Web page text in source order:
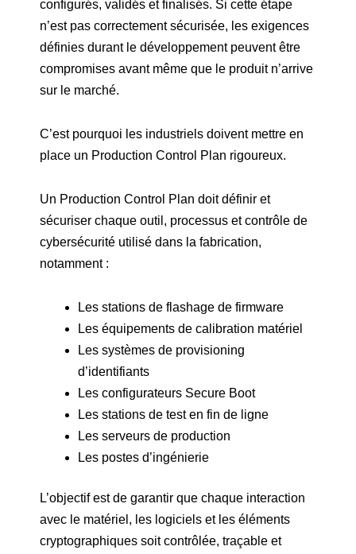
configurés, validés et finalisés. Si cette étape
n’est pas correctement sécurisée, les exigences
définies durant le développement peuvent être
compromises avant même que le produit n’arrive
sur le marché.
C’est pourquoi les industriels doivent mettre en
place un Production Control Plan rigoureux.
Un Production Control Plan doit définir et
sécuriser chaque outil, processus et contrôle de
cybersécurité utilisé dans la fabrication,
notamment :
Les stations de flashage de firmware
Les équipements de calibration matériel
Les systèmes de provisioning
d’identifiants
Les configurateurs Secure Boot
Les stations de test en fin de ligne
Les serveurs de production
Les postes d’ingénierie
L’objectif est de garantir que chaque interaction
avec le matériel, les logiciels et les éléments
cryptographiques soit contrôlée, traçable et